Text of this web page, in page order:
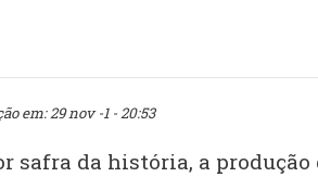
em: 29 nov -1 - 20:53
safra da história, a produção